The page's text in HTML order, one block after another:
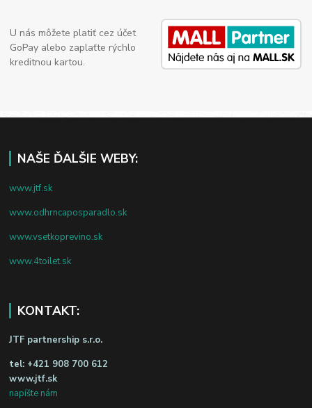
U nás môžete platiť cez účet
GoPay alebo zaplaťte rýchlo
kreditnou kartou.
NAŠE ĎALŠIE WEBY:
www.jtf.sk
www.odhrncaposparadlo.sk
www.vsetkoprevino.sk
www.4toilet.sk
KONTAKT:
JTF partnership s.r.o.
tel: +421 908 700 612
www.jtf.sk
napíšte nám